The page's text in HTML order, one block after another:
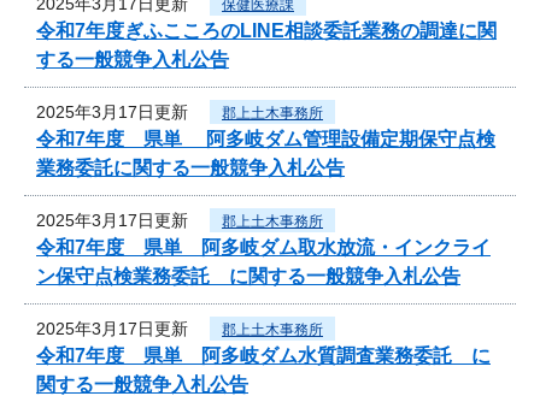
保健医療課
令和7年度ぎふこころのLINE相談委託業務の調達に関
する一般競争入札公告
2025年3月17日更新 郡上土木事務所
令和7年度 県単 阿多岐ダム管理設備定期保守点検
業務委託に関する一般競争入札公告
2025年3月17日更新 郡上土木事務所
令和7年度 県単 阿多岐ダム取水放流・インクライ
ン保守点検業務委託 に関する一般競争入札公告
2025年3月17日更新 郡上土木事務所
令和7年度 県単 阿多岐ダム水質調査業務委託 に
関する一般競争入札公告